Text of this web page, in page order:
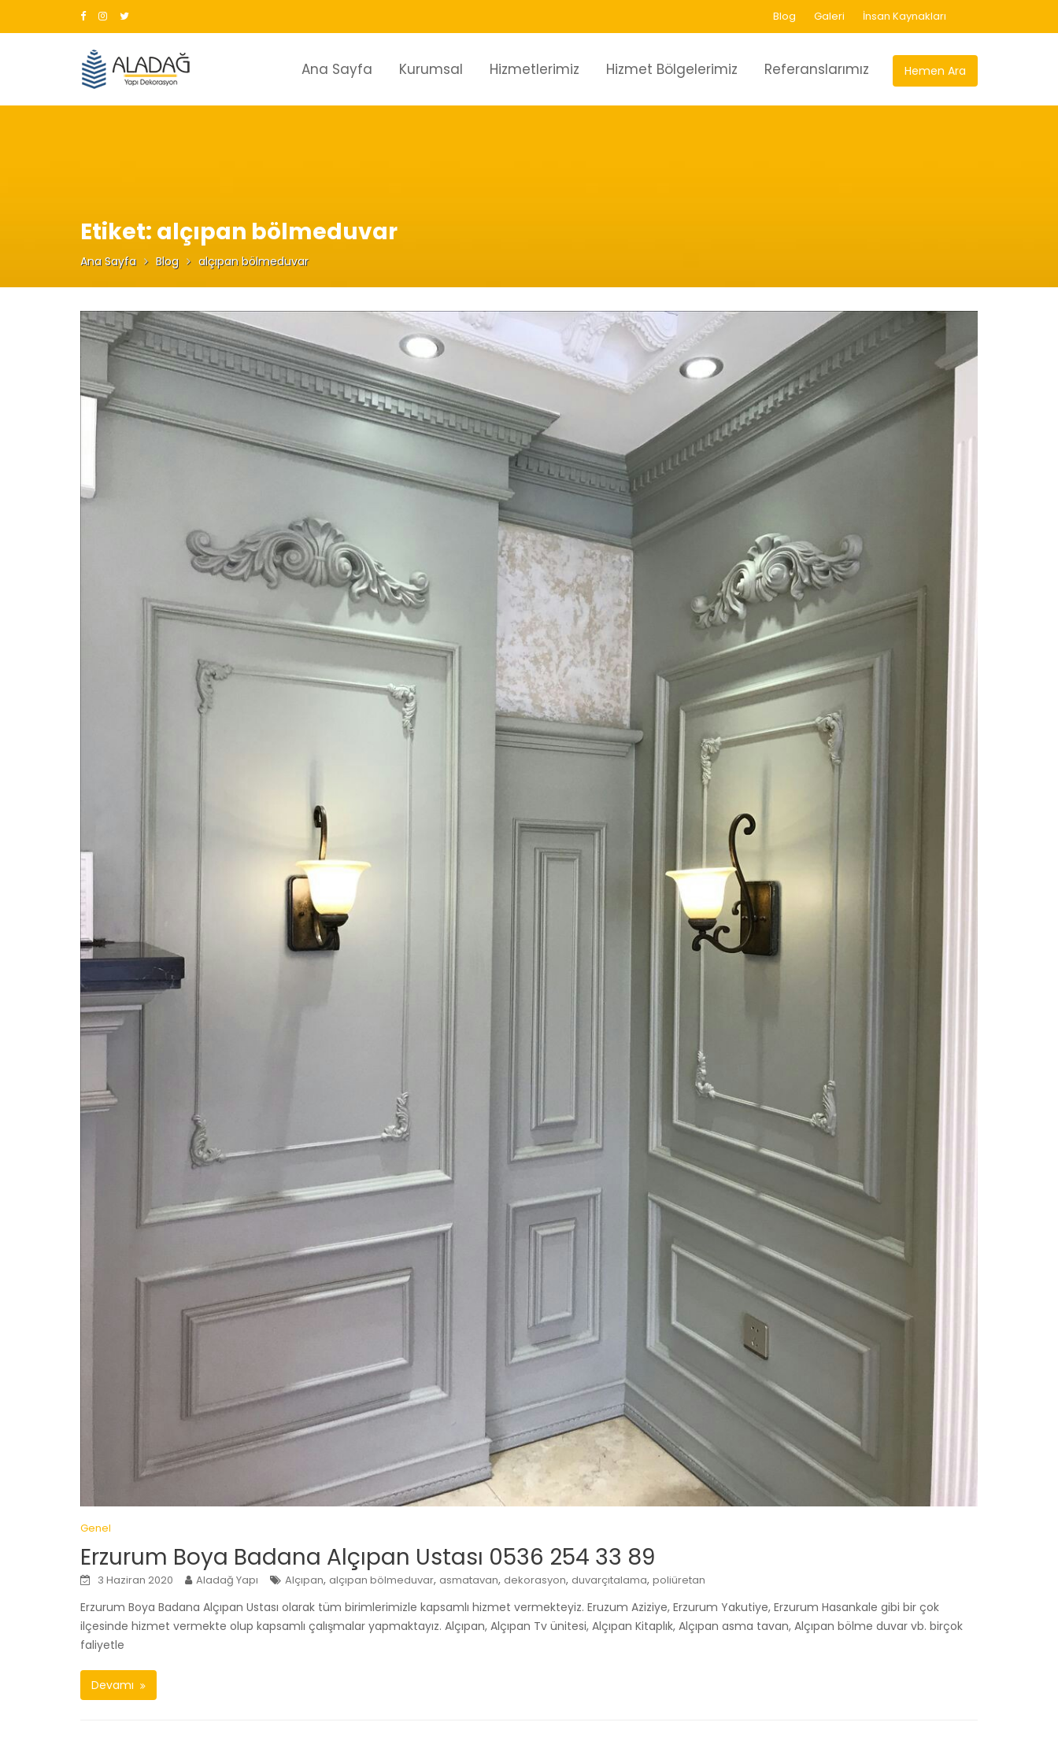
Blog Galeri İnsan Kaynakları
Hemen Ara
Ana Sayfa Kurumsal Hizmetlerimiz Hizmet Bölgelerimiz Referanslarımız
Etiket: alçıpan bölmeduvar
Ana Sayfa Blog alçıpan bölmeduvar
Genel
Erzurum Boya Badana Alçıpan Ustası 0536 254 33 89
3 Haziran 2020 Aladağ Yapı Alçıpan, alçıpan bölmeduvar, asmatavan, dekorasyon, duvarçıtalama, poliüretan
Erzurum Boya Badana Alçıpan Ustası olarak tüm birimlerimizle kapsamlı hizmet vermekteyiz. Eruzum Aziziye, Erzurum Yakutiye, Erzurum Hasankale gibi bir çok
ilçesinde hizmet vermekte olup kapsamlı çalışmalar yapmaktayız. Alçıpan, Alçıpan Tv ünitesi, Alçıpan Kitaplık, Alçıpan asma tavan, Alçıpan bölme duvar vb. birçok
faliyetle
Devamı